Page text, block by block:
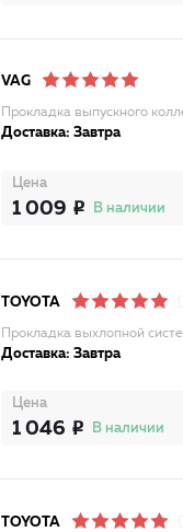
VAG
Прокладка выпускного
Доставка: Завтра
Цена
1 009 В наличии
TOYOTA
Прокладка выхлопной
Доставка: Завтра
Цена
1 046 В наличии
TOYOTA